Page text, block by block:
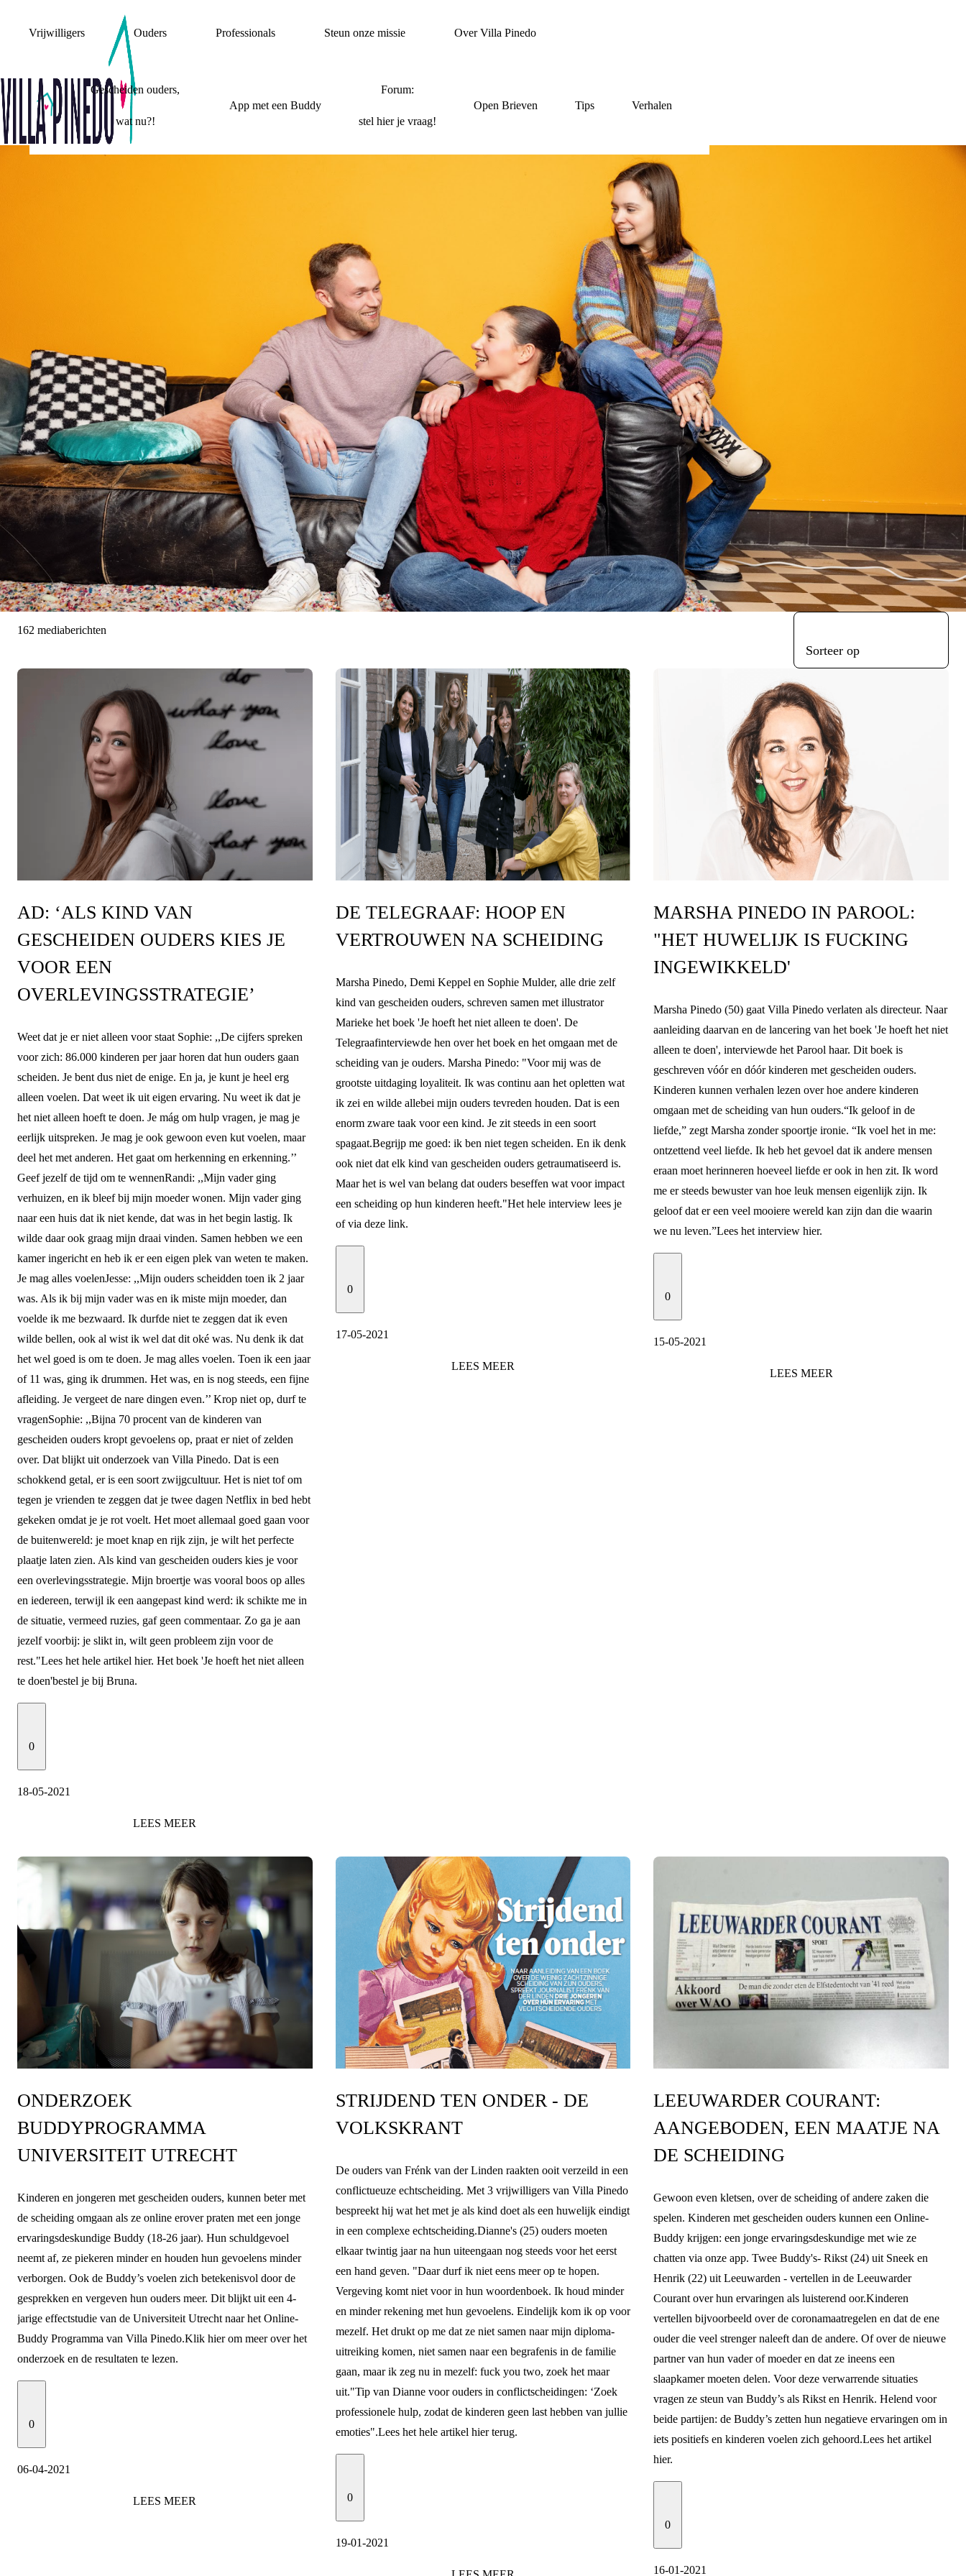
Vrijwilligers Ouders Professionals Steun onze missie Over Villa Pinedo
Gescheiden ouders,
wat nu?!
App met een Buddy
Forum:
stel hier je vraag!
Open Brieven Tips Verhalen
IN DE MEDIA
Kinderen en jongeren met gescheiden ouders delen hier hun verhaal in de media – eerlijk en krachtig. Ook vind je hier nieuws, inspiratie
en berichten die ons raken.
DOORZOEK DE BERICHTEN
162 mediaberichten
Sorteer op
AD: ‘ALS KIND VAN
GESCHEIDEN OUDERS KIES JE
VOOR EEN
OVERLEVINGSSTRATEGIE’
Weet dat je er niet alleen voor staat Sophie: ,,De cijfers spreken
voor zich: 86.000 kinderen per jaar horen dat hun ouders gaan
scheiden. Je bent dus niet de enige. En ja, je kunt je heel erg
alleen voelen. Dat weet ik uit eigen ervaring. Nu weet ik dat je
het niet alleen hoeft te doen. Je mág om hulp vragen, je mag je
eerlijk uitspreken. Je mag je ook gewoon even kut voelen, maar
deel het met anderen. Het gaat om herkenning en erkenning.’’
Geef jezelf de tijd om te wennenRandi: ,,Mijn vader ging
verhuizen, en ik bleef bij mijn moeder wonen. Mijn vader ging
naar een huis dat ik niet kende, dat was in het begin lastig. Ik
wilde daar ook graag mijn draai vinden. Samen hebben we een
kamer ingericht en heb ik er een eigen plek van weten te maken.
Je mag alles voelenJesse: ,,Mijn ouders scheidden toen ik 2 jaar
was. Als ik bij mijn vader was en ik miste mijn moeder, dan
voelde ik me bezwaard. Ik durfde niet te zeggen dat ik even
wilde bellen, ook al wist ik wel dat dit oké was. Nu denk ik dat
het wel goed is om te doen. Je mag alles voelen. Toen ik een jaar
of 11 was, ging ik drummen. Het was, en is nog steeds, een fijne
afleiding. Je vergeet de nare dingen even.’’ Krop niet op, durf te
vragenSophie: ,,Bijna 70 procent van de kinderen van
gescheiden ouders kropt gevoelens op, praat er niet of zelden
over. Dat blijkt uit onderzoek van Villa Pinedo. Dat is een
schokkend getal, er is een soort zwijgcultuur. Het is niet tof om
tegen je vrienden te zeggen dat je twee dagen Netflix in bed hebt
gekeken omdat je je rot voelt. Het moet allemaal goed gaan voor
de buitenwereld: je moet knap en rijk zijn, je wilt het perfecte
plaatje laten zien. Als kind van gescheiden ouders kies je voor
een overlevingsstrategie. Mijn broertje was vooral boos op alles
en iedereen, terwijl ik een aangepast kind werd: ik schikte me in
de situatie, vermeed ruzies, gaf geen commentaar. Zo ga je aan
jezelf voorbij: je slikt in, wilt geen probleem zijn voor de
rest."Lees het hele artikel hier. Het boek 'Je hoeft het niet alleen
te doen'bestel je bij Bruna.
0
18-05-2021
LEESMEER
DE TELEGRAAF: HOOP EN
VERTROUWEN NA SCHEIDING
Marsha Pinedo, Demi Keppel en Sophie Mulder, alle drie zelf
kind van gescheiden ouders, schreven samen met illustrator
Marieke het boek 'Je hoeft het niet alleen te doen'. De
Telegraafinterviewde hen over het boek en het omgaan met de
scheiding van je ouders. Marsha Pinedo: "Voor mij was de
grootste uitdaging loyaliteit. Ik was continu aan het opletten wat
ik zei en wilde allebei mijn ouders tevreden houden. Dat is een
enorm zware taak voor een kind. Je zit steeds in een soort
spagaat.Begrijp me goed: ik ben niet tegen scheiden. En ik denk
ook niet dat elk kind van gescheiden ouders getraumatiseerd is.
Maar het is wel van belang dat ouders beseffen wat voor impact
een scheiding op hun kinderen heeft."Het hele interview lees je
of via deze link.
0
17-05-2021
LEES MEER
MARSHA PINEDO IN PAROOL:
"HET HUWELIJK IS FUCKING
INGEWIKKELD'
Marsha Pinedo (50) gaat Villa Pinedo verlaten als directeur. Naar
aanleiding daarvan en de lancering van het boek 'Je hoeft het niet
alleen te doen', interviewde het Parool haar. Dit boek is
geschreven vóór en dóór kinderen met gescheiden ouders.
Kinderen kunnen verhalen lezen over hoe andere kinderen
omgaan met de scheiding van hun ouders.“Ik geloof in de
liefde,” zegt Marsha zonder spoortje ironie. “Ik voel het in me:
ontzettend veel liefde. Ik heb het gevoel dat ik andere mensen
eraan moet herinneren hoeveel liefde er ook in hen zit. Ik word
me er steeds bewuster van hoe leuk mensen eigenlijk zijn. Ik
geloof dat er een veel mooiere wereld kan zijn dan die waarin
we nu leven.”Lees het interviewhier.
0
15-05-2021
LEES MEER
ONDERZOEK
BUDDYPROGRAMMA
UNIVERSITEIT UTRECHT
Kinderen en jongeren met gescheiden ouders, kunnen beter met
de scheiding omgaan als ze online erover praten met een jonge
ervaringsdeskundige Buddy (18-26 jaar). Hun schuldgevoel
neemt af, ze piekeren minder en houden hun gevoelens minder
verborgen. Ook de Buddy’s voelen zich betekenisvol door de
gesprekken en vergeven hun ouders meer. Dit blijkt uit een 4-
jarige effectstudie van de Universiteit Utrecht naar het Online-
Buddy Programma van Villa Pinedo.Klik hierom meer over het
onderzoek en de resultaten te lezen.
0
06-04-2021
LEESMEER
STRIJDEND TEN ONDER - DE
VOLKSKRANT
De ouders van Frénk van der Linden raakten ooit verzeild in een
conflictueuze echtscheiding. Met 3 vrijwilligers van Villa Pinedo
bespreekt hij wat het met je als kind doet als een huwelijk eindigt
in een complexe echtscheiding.Dianne's (25) ouders moeten
elkaar twintig jaar na hun uiteengaan nog steeds voor het eerst
een hand geven. "Daar durf ik niet eens meer op te hopen.
Vergeving komt niet voor in hun woordenboek. Ik houd minder
en minder rekening met hun gevoelens. Eindelijk kom ik op voor
mezelf. Het drukt op me dat ze niet samen naar mijn diploma-
uitreiking komen, niet samen naar een begrafenis in de familie
gaan, maar ik zeg nu in mezelf: fuck you two, zoek het maar
uit."Tip van Dianne voor ouders in conflictscheidingen: ‘Zoek
professionele hulp, zodat de kinderen geen last hebben van jullie
emoties".Lees het hele artikel hierterug.
0
19-01-2021
LEEUWARDER COURANT:
AANGEBODEN, EEN MAATJE NA
DE SCHEIDING
Gewoon even kletsen, over de scheiding of andere zaken die
spelen. Kinderen met gescheiden ouders kunnen een Online-
Buddy krijgen: een jonge ervaringsdeskundige met wie ze
chatten via onze app. Twee Buddy's- Rikst (24) uit Sneek en
Henrik (22) uit Leeuwarden - vertellen in de Leeuwarder
Courant over hun ervaringen als luisterend oor.Kinderen
vertellen bijvoorbeeld over de coronamaatregelen en dat de ene
ouder die veel strenger naleeft dan de andere. Of over de nieuwe
partner van hun vader of moeder en dat ze ineens een
slaapkamer moeten delen. Voor deze verwarrende situaties
vragen ze steun van Buddy’s als Rikst en Henrik. Helend voor
beide partijen: de Buddy’s zetten hun negatieve ervaringen om in
iets positiefs en kinderen voelen zich gehoord.Lees het artikel
hier.
0
16-01-2021